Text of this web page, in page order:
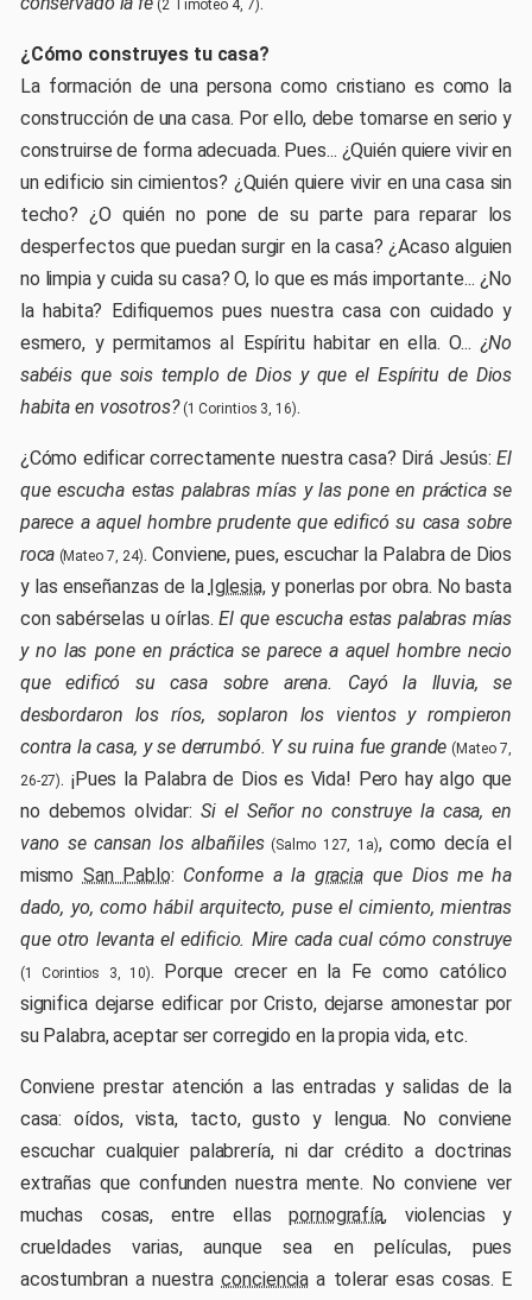
(2 Timoteo 4, 7)
¿Cómo construyes tu casa?
La formación de una persona como cristiano es como la
construcción de una casa. Por ello, debe tomarse en serio y
construirse de forma adecuada. Pues... ¿Quién quiere vivir en
un edificio sin cimientos? ¿Quién quiere vivir en una casa sin
techo? ¿O quién no pone de su parte para reparar los
desperfectos que puedan surgir en la casa? ¿Acaso alguien
no limpia y cuida su casa? O, lo que es más importante... ¿No
la habita? Edifiquemos pues nuestra casa con cuidado y
esmero, y permitamos al Espíritu habitar en ella. O...¿No
sabéis que sois templo de Dios y que el Espíritu de Dios
habita en vosotros?(1 Corintios 3, 16).
¿Cómo edificar correctamente nuestra casa? Dirá Jesús:El
que escucha estas palabras mías y las pone en práctica se
parece a aquel hombre prudente que edificó su casa sobre
roca (Mateo 7, 24). Conviene, pues, escuchar la Palabra de Dios
y las enseñanzas de la Iglesia, y ponerlas por obra. No basta
con sabérselas u oírlas.El que escucha estas palabras mías
y no las pone en práctica se parece a aquel hombre necio
que edificó su casa sobre arena. Cayó la lluvia, se
desbordaron los ríos, soplaron los vientos y rompieron
contra la casa, y se derrumbó. Y su ruina fue grande (Mateo 7,
26-27). ¡Pues la Palabra de Dios es Vida! Pero hay algo que
no debemos olvidar: Si el Señor no construye la casa, en
vano se cansan los albañiles(Salmo 127, 1a), como decía el
mismo San Pablo: Conforme a la gracia que Dios me ha
dado, yo, como hábil arquitecto, puse el cimiento, mientras
que otro levanta el edificio. Mire cada cual cómo construye
(1 Corintios 3, 10). Porque crecer en la Fe como católico
significa dejarse edificar por Cristo, dejarse amonestar por
su Palabra, aceptar ser corregido en la propia vida, etc.
Conviene prestar atención a las entradas y salidas de la
casa: oídos, vista, tacto, gusto y lengua. No conviene
escuchar cualquier palabrería, ni dar crédito a doctrinas
extrañas que confunden nuestra mente. No conviene ver
muchas cosas, entre ellaspornografía, violencias y
crueldades varias, aunque sea en películas, pues
acostumbran a nuestraconciencia a tolerar esas cosas. E